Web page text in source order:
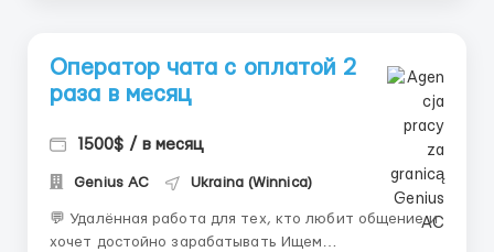
Оператор чата с оплатой 2
раза в месяц
1500$ / в месяц
Genius AС Ukraina (Winnica)
💬 Удалённая работа для тех, кто любит общение и
хочет достойно зарабатывать Ищем